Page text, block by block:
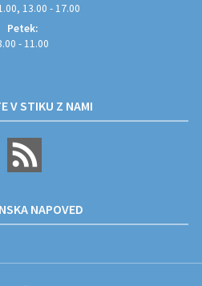
13.00 - 17.00
Petek:
- 11.00
V STIKU Z NAMI
NAPOVED